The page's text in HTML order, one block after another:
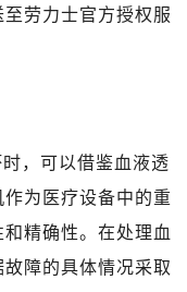
黑龙江省大庆市萨尔图区会战大街劳力士售后服务中心（需提前预约）
黑龙江省牡丹江市东安区太平路劳力士售后服务中心（需提前预约）
黑龙江省七台河市桃山区大同街劳力士售后服务中心（需提前预约）
黑龙江省齐齐哈尔市龙沙区龙华路劳力士售后服务中心（需提前预约）
黑龙江省双鸭山市尖山区新兴大街劳力士售后服务中心（需提前预约）
劳力士官方授权服
，可以借鉴血液透
为医疗设备中的重
精确性。在处理血
障的具体情况采取